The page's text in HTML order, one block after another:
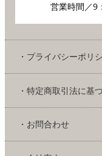
営業時間／9
・プライバシーポリ
・特定商取引法に基
・お問合わせ